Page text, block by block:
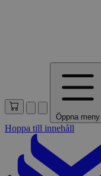
Öppna meny
Hoppa till innehåll